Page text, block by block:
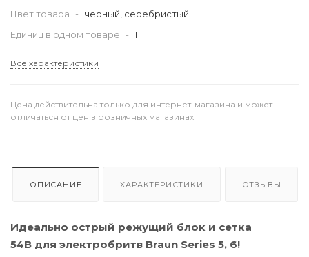
Цвет товара
-
черный, серебристый
Единиц в одном товаре
- 1
Все характеристики
Цена действительна только для интернет-магазина и может
отличаться от цен в розничных магазинах
ОПИСАНИЕ ХАРАКТЕРИСТИКИ ОТЗЫВЫ
Идеально острый режущий блок и сетка
54B для электробритв Braun Series 5, 6!